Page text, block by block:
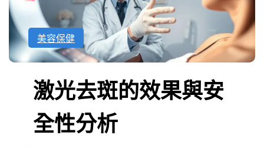
美容保健
激光去斑的效果與安
全性分析